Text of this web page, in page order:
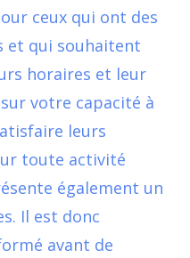
ceux qui ont des
et qui souhaitent
horaires et leur
votre capacité à
leurs
toute activité
également un
Il est donc
avant de